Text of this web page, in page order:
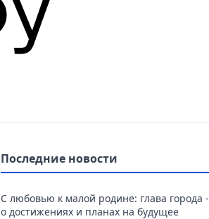
Последние новости
С любовью к малой родине: глава города -
о достижениях и планах на будущее